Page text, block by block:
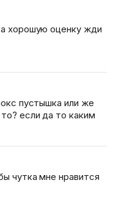
хорошую оценку жди
пустышка или же
если да то каким
чутка мне нравится